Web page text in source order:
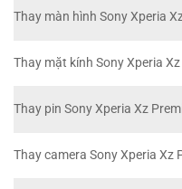
Thay màn hình Sony Xperia
Thay mặt kính Sony Xperia
Thay pin Sony Xperia Xz
Thay camera Sony Xperia Xz